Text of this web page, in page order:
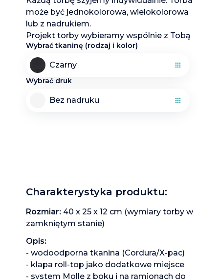
może być jednokolorowa, wielokolorowa
lub z nadrukiem.
Projekt torby wybieramy wspólnie z Tobą
Wybrać tkaninę (rodzaj i kolor)
Czarny
Wybrać druk
Bez nadruku
Charakterystyka produktu:
Rozmiar: 40 x 25 x 12 cm (wymiary torby w
zamkniętym stanie)
Opis:
- wodoodporna tkanina (Cordura/X-pac)
- klapa roll-top jako dodatkowe miejsce
- system Molle z boku i na ramionach do